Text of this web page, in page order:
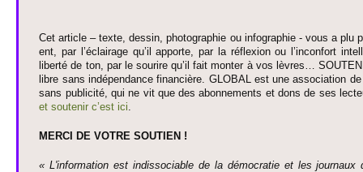
Cet article – texte, dessin, photographie ou infographie - vous a plu
ent, par l’éclairage qu’il appo­rte, par la réflexion ou l’inconfort
liberté de ton, par le so­urire qu’il fait monter à vos lèvres…
libre sans indépendance financière. GLOBAL est une asso­ci­ation
sans publi­cité, qui ne vit que des abonne­ments et dons de ses
et so­utenir c’est ici.
MERCI DE VOTRE SO­UTIEN !
« L'information est indisso­ci­able de la démo­cratie et les journaux